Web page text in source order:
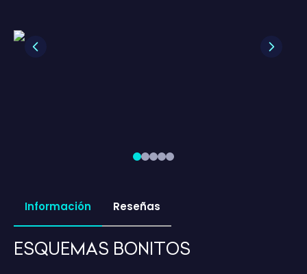
Previous Next
Información Reseñas
ESQUEMAS BONITOS